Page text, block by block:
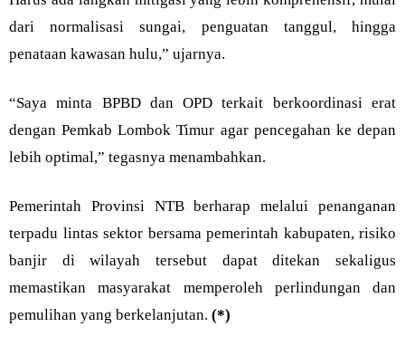
dari normalisasi sungai, penguatan tanggul, hingga
penataan kawasan hulu,” ujarnya.
“Saya minta BPBD dan OPD terkait berkoordinasi erat
dengan Pemkab Lombok Timur agar pencegahan ke depan
lebih optimal,” tegasnya menambahkan.
Pemerintah Provinsi NTB berharap melalui penanganan
terpadu lintas sektor bersama pemerintah kabupaten, risiko
banjir di wilayah tersebut dapat ditekan sekaligus
memastikan masyarakat memperoleh perlindungan dan
pemulihan yang berkelanjutan. (*)